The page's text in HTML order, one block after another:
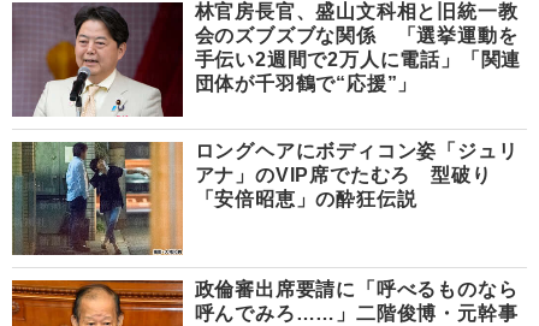
林官房長官、盛山文科相と旧統一教
会のズブズブな関係 「選挙運動を
手伝い2週間で2万人に電話」「関連
団体が千羽鶴で“応援”」
ロングヘアにボディコン姿「ジュリ
アナ」のVIP席でたむろ 型破り
「安倍昭恵」の酔狂伝説
政倫審出席要請に「呼べるものなら
呼んでみろ……」二階俊博・元幹事